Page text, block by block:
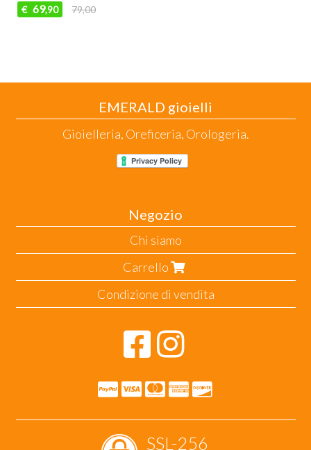
€ 69,90 79,00
EMERALD gioielli
Gioielleria, Oreficeria, Orologeria.
Negozio
Chi siamo
Carrello
Condizione di vendita
SSL-256